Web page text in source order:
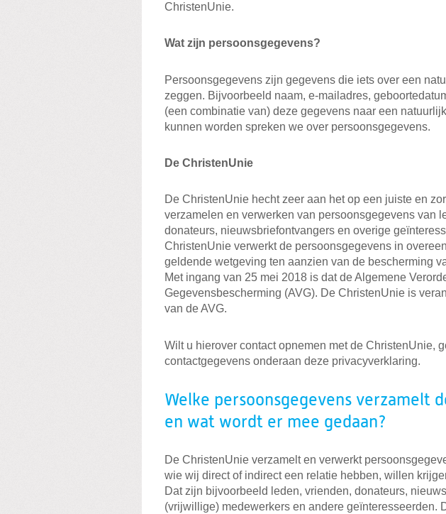
ChristenUnie.
Wat zijn persoonsgegevens?
Persoonsgegevens zijn gegevens die iets over een
zeggen. Bijvoorbeeld naam, e-mailadres,
(een combinatie van) deze gegevens naar een
kunnen worden spreken we over persoonsgegevens.
De ChristenUnie
De ChristenUnie hecht zeer aan het op een juiste en
verzamelen en verwerken van persoonsgegevens van
donateurs, nieuwsbriefontvangers en overige
ChristenUnie verwerkt de persoonsgegevens in
geldende wetgeving ten aanzien van de bescherming
Met ingang van 25 mei 2018 is dat de Algemene
Gegevensbescherming (AVG). De ChristenUnie is
van de AVG.
Wilt u hierover contact opnemen met de ChristenUnie,
contactgegevens onderaan deze privacyverklaring.
Welke persoonsgegevens verzamelt
en wat wordt er mee gedaan?
De ChristenUnie verzamelt en verwerkt
wie wij direct of indirect een relatie hebben, willen
Dat zijn bijvoorbeeld leden, vrienden, donateurs,
(vrijwillige) medewerkers en andere geïnteresseerden.